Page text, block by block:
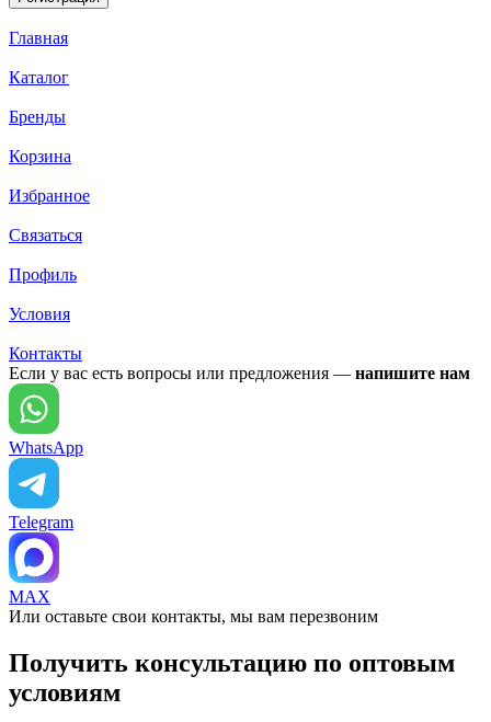
Главная
Каталог
Бренды
Корзина
Избранное
Связаться
Профиль
Условия
Контакты
Если у вас есть вопросы или предложения — напишите нам
WhatsApp
Telegram
MAX
Или оставьте свои контакты, мы вам перезвоним
Получить консультацию по оптовым
условиям